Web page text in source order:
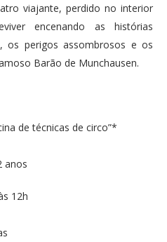
viajante, perdido no interior
encenando as histórias
os perigos assombrosos e os
Barão de Munchausen.
de técnicas de circo”*
anos
12h